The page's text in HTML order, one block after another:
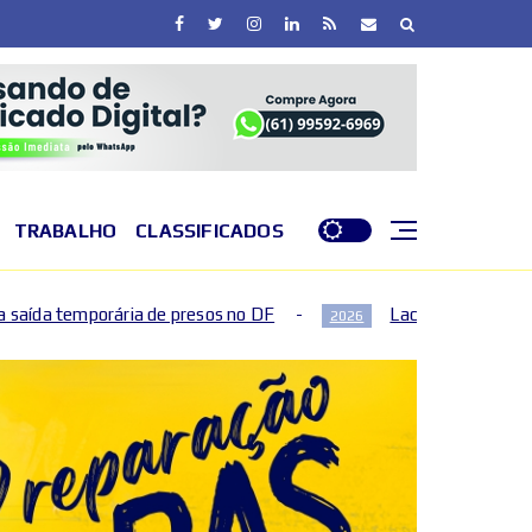
TRABALHO CLASSIFICADOS
no DF 2026 Lactário do Hospital de Base garante